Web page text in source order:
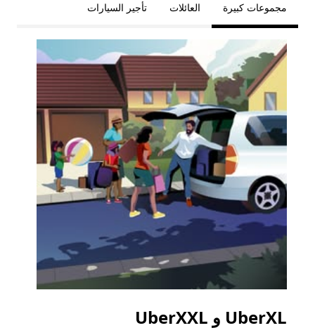
مجموعات كبيرة العائلات تأجير السيارات
UberXL و UberXXL